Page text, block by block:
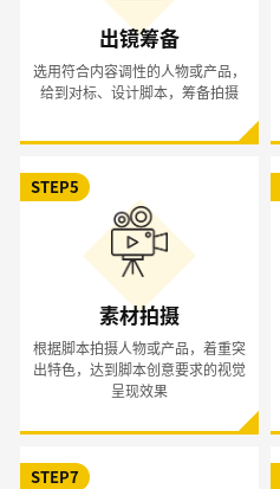
出镜筹备
选用符合内容调性的人物或产品，
给到对标、设计脚本，筹备拍摄
STEP5
素材拍摄
根据脚本拍摄人物或产品，着重突
出特色，达到脚本创意要求的视觉
呈现效果
STEP7